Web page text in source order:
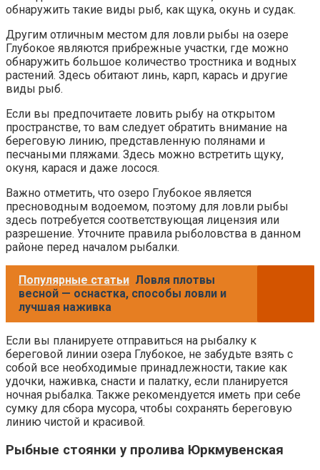
обнаружить такие виды рыб, как щука, окунь и судак.
Другим отличным местом для ловли рыбы на озере
Глубокое являются прибрежные участки, где можно
обнаружить большое количество тростника и водных
растений. Здесь обитают линь, карп, карась и другие
виды рыб.
Если вы предпочитаете ловить рыбу на открытом
пространстве, то вам следует обратить внимание на
береговую линию, представленную полянами и
песчаными пляжами. Здесь можно встретить щуку,
окуня, карася и даже лосося.
Важно отметить, что озеро Глубокое является
пресноводным водоемом, поэтому для ловли рыбы
здесь потребуется соответствующая лицензия или
разрешение. Уточните правила рыболовства в данном
районе перед началом рыбалки.
Популярные статьи Ловля плотвы
весной — оснастка, способы ловли и
лучшая наживка
Если вы планируете отправиться на рыбалку к
береговой линии озера Глубокое, не забудьте взять с
собой все необходимые принадлежности, такие как
удочки, наживка, снасти и палатку, если планируется
ночная рыбалка. Также рекомендуется иметь при себе
сумку для сбора мусора, чтобы сохранять береговую
линию чистой и красивой.
Рыбные стоянки у пролива Юркмувенская